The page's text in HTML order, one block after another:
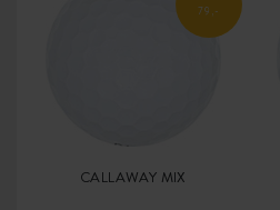
79,-
CALLAWAY MIX